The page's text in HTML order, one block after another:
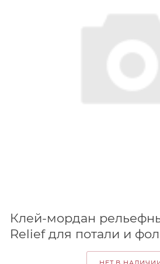
Клей-мордан
Relief для потали и